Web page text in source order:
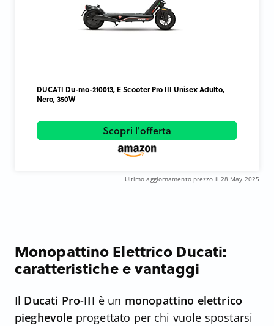
DUCATI Du-mo-210013, E Scooter Pro III Unisex Adulto,
Nero, 350W
Scopri l'offerta
Ultimo aggiornamento prezzo il 28 May 2025
Monopattino Elettrico Ducati:
caratteristiche e vantaggi
Il Ducati Pro-III è un monopattino elettrico
pieghevole progettato per chi vuole spostarsi